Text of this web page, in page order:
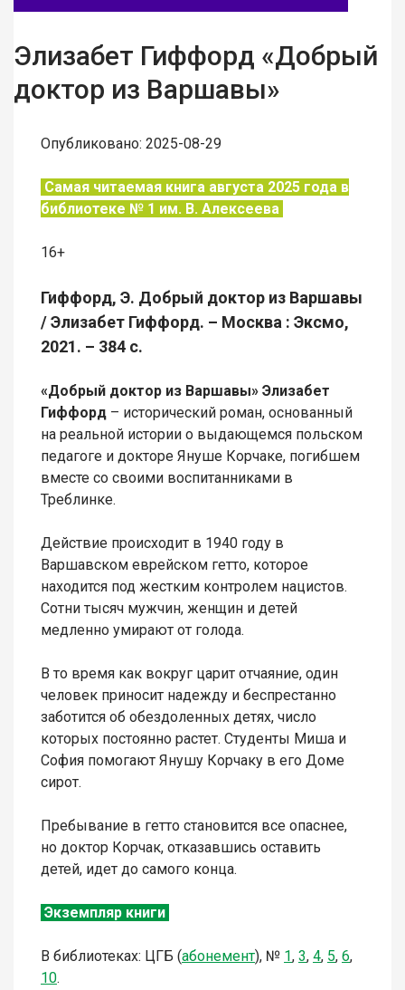
Элизабет Гиффорд «Добрый
доктор из Варшавы»
Опубликовано: 2025-08-29
Самая читаемая книга августа 2025 года в
библиотеке № 1 им. В. Алексеева
16+
Гиффорд, Э. Добрый доктор из Варшавы
/ Элизабет Гиффорд. – Москва : Эксмо,
2021. – 384 с.
«Добрый доктор из Варшавы» Элизабет
Гиффорд – исторический роман, основанный
на реальной истории о выдающемся польском
педагоге и докторе Януше Корчаке, погибшем
вместе со своими воспитанниками в
Треблинке.
Действие происходит в 1940 году в
Варшавском еврейском гетто, которое
находится под жестким контролем нацистов.
Сотни тысяч мужчин, женщин и детей
медленно умирают от голода.
В то время как вокруг царит отчаяние, один
человек приносит надежду и беспрестанно
заботится об обездоленных детях, число
которых постоянно растет. Студенты Миша и
София помогают Янушу Корчаку в его Доме
сирот.
Пребывание в гетто становится все опаснее,
но доктор Корчак, отказавшись оставить
детей, идет до самого конца.
Экземпляр книги
В библиотеках: ЦГБ (абонемент), № 1, 3, 4, 5, 6,
10.